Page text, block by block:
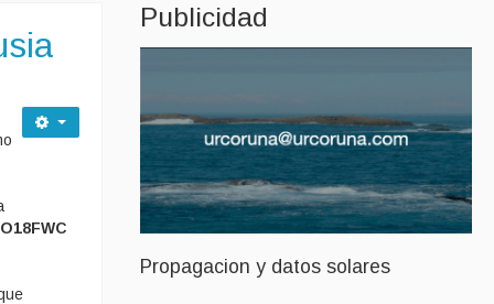
Publicidad
Propagacion y datos solares